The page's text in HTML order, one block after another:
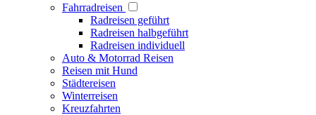
Fahrradreisen
Radreisen geführt
Radreisen halbgeführt
Radreisen individuell
Auto & Motorrad Reisen
Reisen mit Hund
Städtereisen
Winterreisen
Kreuzfahrten